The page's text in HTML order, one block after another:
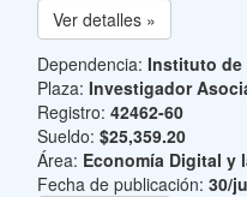
Ver detalles »
Dependencia: Instituto de
Plaza: Investigador
Registro: 42462-60
Sueldo: $25,359.20
Área: Economía Digital y
Fecha de publicación: 30/